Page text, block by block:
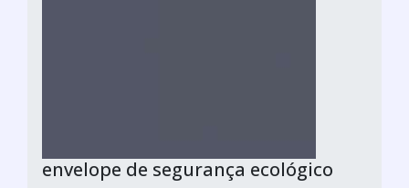
envelope de segurança ecológico